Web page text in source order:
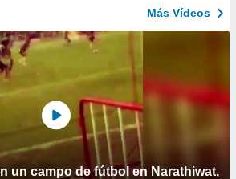
Más Vídeos
un campo de fútbol en Narathiwat,